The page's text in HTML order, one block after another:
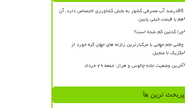
85درصد آب مصرفی کشور به بخش کشاورزی اختصاص دارد، آن
هم با قیمت خیلی پایین
چرا کدئین کم شده است؟
وقتی جام جهانی با مرگبارترین زلزله های جهان گره خورد از
مکزیک تا منجیل
آخرین وضعیت جاده چالوس و هراز، جمعه ۲۹ خرداد
پربحث ترین ها